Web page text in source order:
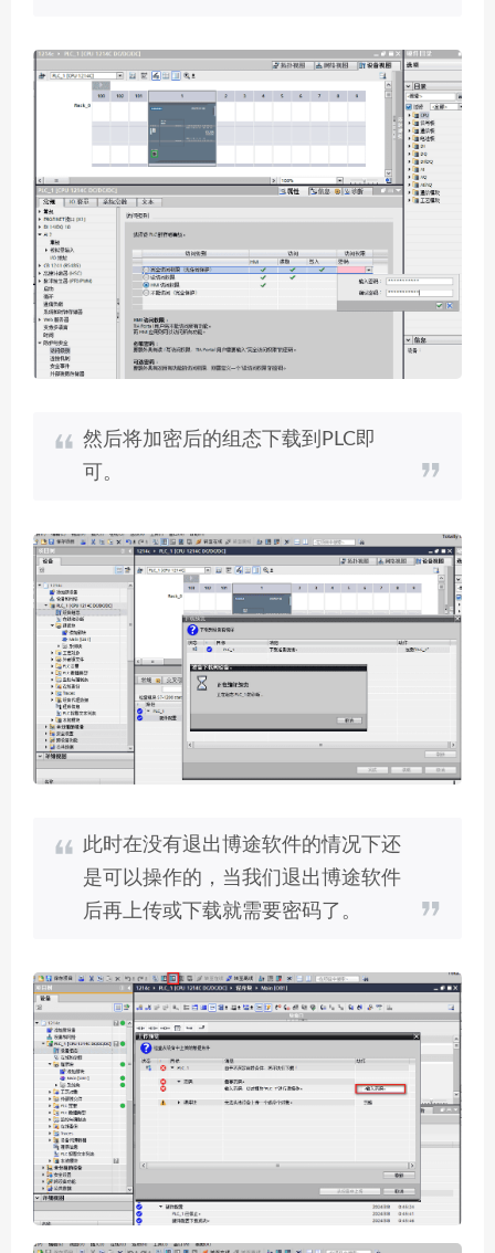
然后将加密后的组态下载到PLC即
可。
此时在没有退出博途软件的情况下还
是可以操作的，当我们退出博途软件
后再上传或下载就需要密码了。